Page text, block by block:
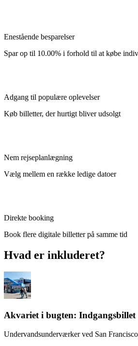
Enestående besparelser
Spar op til 10.00% i forhold til at købe
Adgang til populære oplevelser
Køb billetter, der hurtigt bliver udsolgt
Nem rejseplanlægning
Vælg mellem en række ledige datoer
Direkte booking
Book flere digitale billetter på samme tid
Hvad er inkluderet?
Akvariet i bugten: Indgangsbillet
Undervandsunderværker ved San